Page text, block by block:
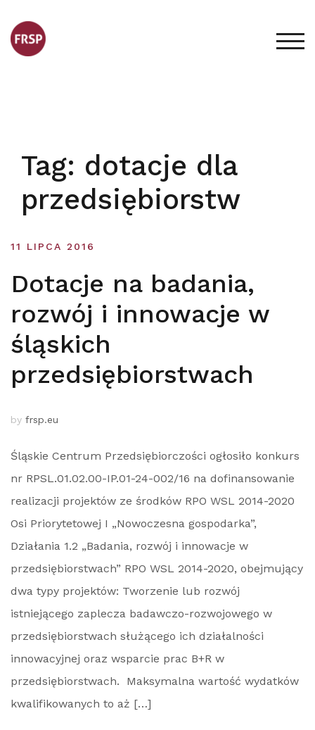
content
Tag: dotacje dla
przedsiębiorstw
11 LIPCA 2016
Dotacje na badania,
rozwój i innowacje w
śląskich
przedsiębiorstwach
by frsp.eu
Śląskie Centrum Przedsiębiorczości ogłosiło konkurs
nr RPSL.01.02.00-IP.01-24-002/16 na dofinansowanie
realizacji projektów ze środków RPO WSL 2014-2020
Osi Priorytetowej I „Nowoczesna gospodarka”,
Działania 1.2 „Badania, rozwój i innowacje w
przedsiębiorstwach” RPO WSL 2014-2020, obejmujący
dwa typy projektów: Tworzenie lub rozwój
istniejącego zaplecza badawczo-rozwojowego w
przedsiębiorstwach służącego ich działalności
innowacyjnej oraz wsparcie prac B+R w
przedsiębiorstwach. Maksymalna wartość wydatków
kwalifikowanych to aż […]